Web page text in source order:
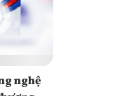
nghệ